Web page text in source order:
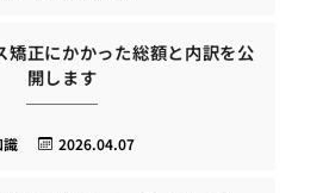
矯正にかかった総額と内訳を公
開します
2026.04.07
識